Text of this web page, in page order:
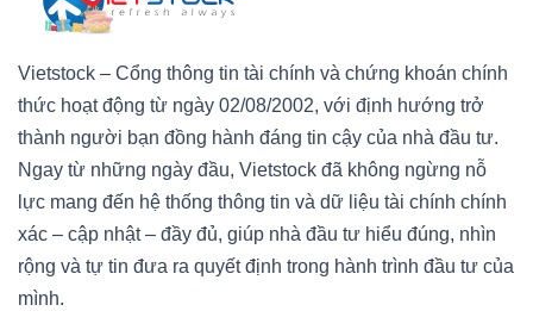
Vietstock – Cổng thông tin tài chính và chứng khoán chính
thức hoạt động từ ngày 02/08/2002, với định hướng trở
thành người bạn đồng hành đáng tin cậy của nhà đầu tư.
Ngay từ những ngày đầu, Vietstock đã không ngừng nỗ
lực mang đến hệ thống thông tin và dữ liệu tài chính chính
xác – cập nhật – đầy đủ, giúp nhà đầu tư hiểu đúng, nhìn
rộng và tự tin đưa ra quyết định trong hành trình đầu tư của
mình.